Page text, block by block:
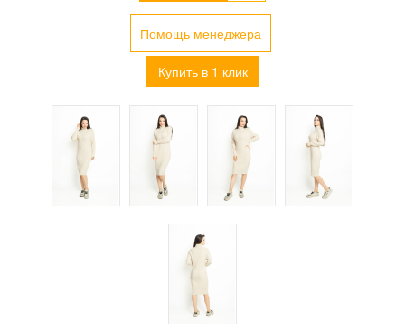
Помощь менеджера
Купить в 1 клик